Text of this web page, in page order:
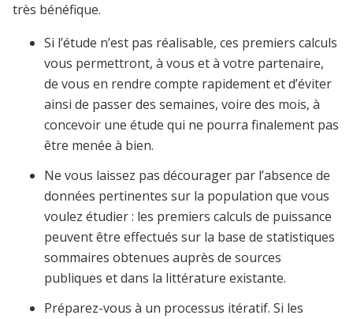
très bénéfique.
Si l’étude n’est pas réalisable, ces premiers calculs
vous permettront, à vous et à votre partenaire,
de vous en rendre compte rapidement et d’éviter
ainsi de passer des semaines, voire des mois, à
concevoir une étude qui ne pourra finalement pas
être menée à bien.
Ne vous laissez pas décourager par l’absence de
données pertinentes sur la population que vous
voulez étudier : les premiers calculs de puissance
peuvent être effectués sur la base de statistiques
sommaires obtenues auprès de sources
publiques et dans la littérature existante.
Préparez-vous à un processus itératif. Si les